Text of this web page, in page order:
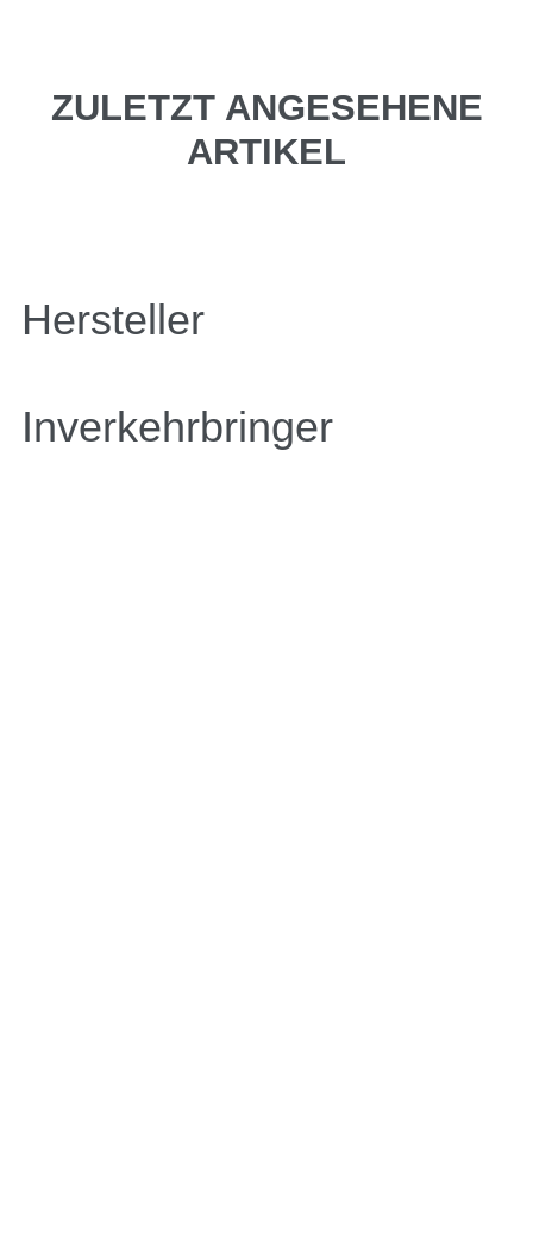
ZULETZT ANGESEHENE
ARTIKEL
Hersteller
Inverkehrbringer